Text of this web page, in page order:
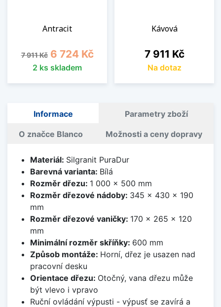
Antracit
Běžná cena
7 911 Kč Cena
6 724 Kč
2 ks skladem
Kávová
Cena
7 911 Kč
Na dotaz
Informace Parametry zboží
O značce Blanco Možnosti a ceny dopravy
Materiál: Silgranit PuraDur
Barevná varianta: Bílá
Rozměr dřezu: 1 000 x 500 mm
Rozměr dřezové nádoby: 345 x 430 x 190
mm
Rozměr dřezové vaničky: 170 x 265 x 120
mm
Minimální rozměr skříňky: 600 mm
Způsob montáže: Horní, dřez je usazen nad
pracovní desku
Orientace dřezu: Otočný, vana dřezu může
být vlevo i vpravo
Ruční ovládání výpusti - výpusť se zavírá a